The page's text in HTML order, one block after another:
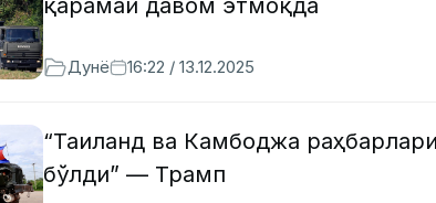
Дунё 16:22 / 13.12.2025
“Таиланд ва Камбоджа
бўлди” — Трамп